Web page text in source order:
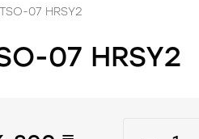
07 HRSY2
07 HRSY2